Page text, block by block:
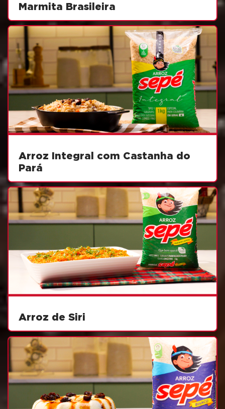
Marmita Brasileira
Arroz Integral com Castanha do
Pará
Arroz de Siri